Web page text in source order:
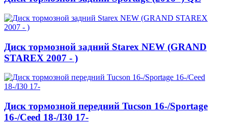
Диск тормозной задний Starex NEW (GRAND
STAREX 2007 - )
Диск тормозной передний Tucson 16-/Sportage
16-/Ceed 18-/I30 17-